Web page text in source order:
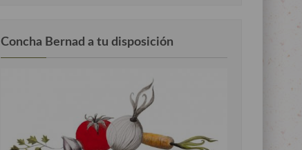
Concha Bernad a tu disposición